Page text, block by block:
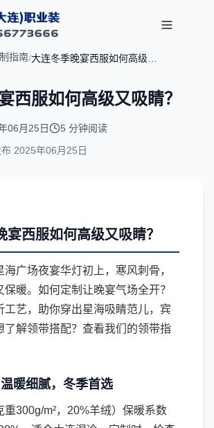
指南/大连冬季晚宴西服如何高级又
西服如何高级又吸睛？
06月25日
5 分钟阅读
2025年06月25日
宴西服如何高级又吸睛？
海广场夜宴华灯初上，寒风刺骨，
保暖。如何定制让晚宴气场全开？
工艺，助你穿出星海吸睛范儿，宾
了解领带搭配？查看我们的领带指
暖细腻，冬季首选
重300g/m²，20%羊绒）保暖系数